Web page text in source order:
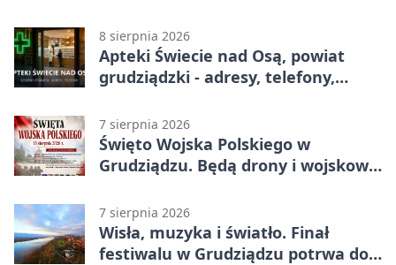
8 sierpnia 2026
Apteki Świecie nad Osą, powiat
grudziądzki - adresy, telefony,
7 sierpnia 2026
Święto Wojska Polskiego w
Grudziądzu. Będą drony i wojskowa
7 sierpnia 2026
Wisła, muzyka i światło. Finał
festiwalu w Grudziądzu potrwa do